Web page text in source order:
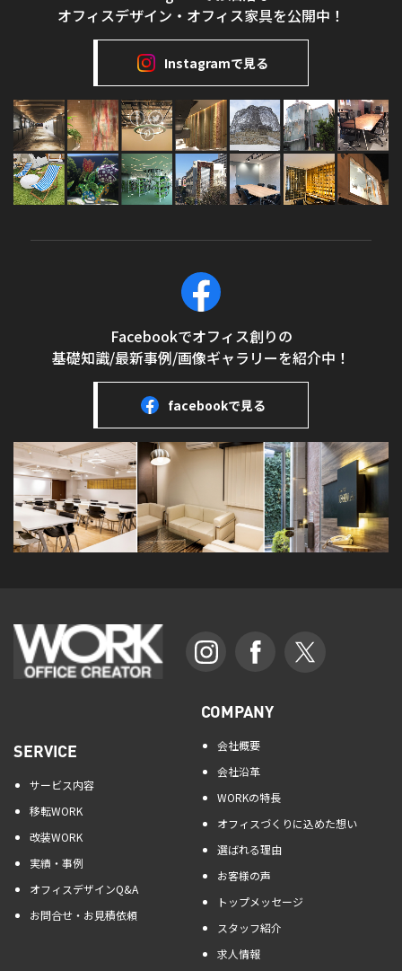
オフィスデザイン・オフィス家具を公開中！
Instagramで見る
Facebookでオフィス創りの
基礎知識/最新事例/画像ギャラリーを紹介中！
facebookで見る
SERVICE
サービス内容
移転WORK
改装WORK
実績・事例
オフィスデザインQ&A
お問合せ・お見積依頼
COMPANY
会社概要
会社沿革
WORKの特長
オフィスづくりに込めた想い
選ばれる理由
お客様の声
トップメッセージ
スタッフ紹介
求人情報